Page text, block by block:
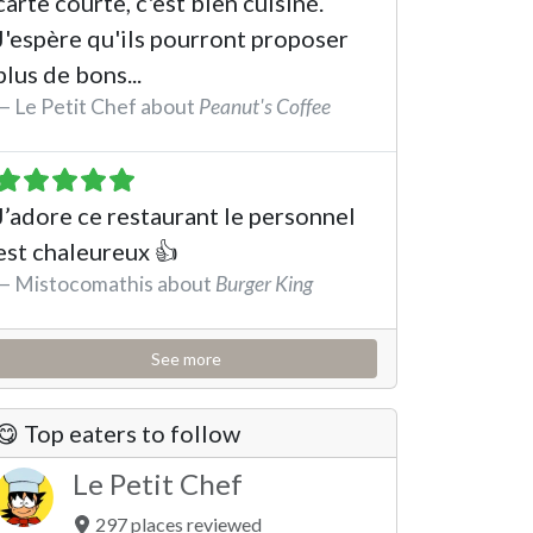
qu'ils pourront proposer
de bons...
Le Petit Chef about Peanut's Coffee
the review
ce restaurant le personnel
chaleureux 👍
Mistocomathis about Burger King
the review
See more
Top eaters to follow
Le Petit Chef
297 places reviewed